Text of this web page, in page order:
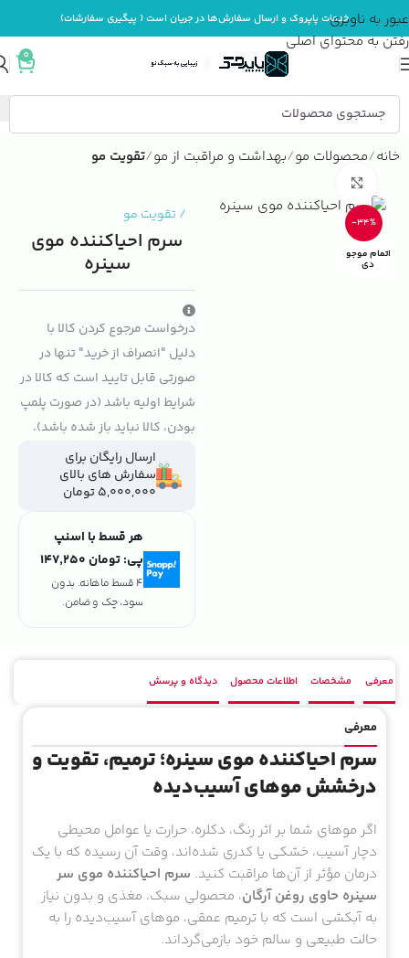
عبور به ناوبری
رفتن به محتوای اصلی
خدمات پاپروک و ارسال سفارش‌ها در جریان است ( پیگیری سفارشات)
0
خانه محصولات مو بهداشت و مراقبت از مو تقویت مو
-34%
اتمام موجو
دی
/ تقویت مو
سرم احیاکننده موی
سینره
درخواست مرجوع کردن کالا با
دلیل "انصراف از خرید" تنها در
صورتی قابل تایید است که کالا در
شرایط اولیه باشد (در صورت پلمپ
بودن، کالا نباید باز شده باشد).
ارسال رایگان برای
سفارش های بالای
5,000,000 تومان
هر قسط با اسنپ
پی:تومان ۱۴۷٬۲۵۰
4 قسط ماهانه. بدون
سود، چک و ضامن.
معرفی مشخصات اطلاعات محصول دیدگاه و پرسش
معرفی
سرم احیاکننده موی سینره؛ ترمیم، تقویت و
درخشش موهای آسیب‌دیده
اگر موهای شما بر اثر رنگ، دکلره، حرارت یا عوامل محیطی
دچار آسیب، خشکی یا کدری شده‌اند، وقت آن رسیده که با یک
درمان مؤثر از آن‌ها مراقبت کنید. سرم احیاکننده موی سر
سینره حاوی روغن آرگان، محصولی سبک، مغذی و بدون نیاز
به آبکشی است که با ترمیم عمقی، موهای آسیب‌دیده را به
حالت طبیعی و سالم خود بازمی‌گرداند.